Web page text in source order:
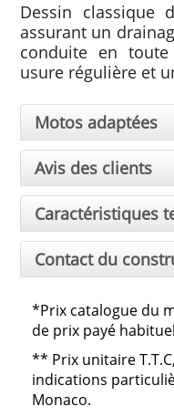
Dessin classique
assurant un
conduite en
usure régulière et
Motos adaptées
Avis des clients
Caractéristiques
Contact du
*Prix catalogue du
de prix payé
** Prix unitaire
indications
Monaco.